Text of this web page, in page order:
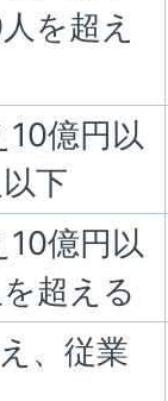
を超え
10億円以
下
10億円以
超える
、従業